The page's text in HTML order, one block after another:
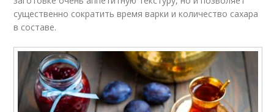
существенно сократить время варки и количество сахара
в составе.